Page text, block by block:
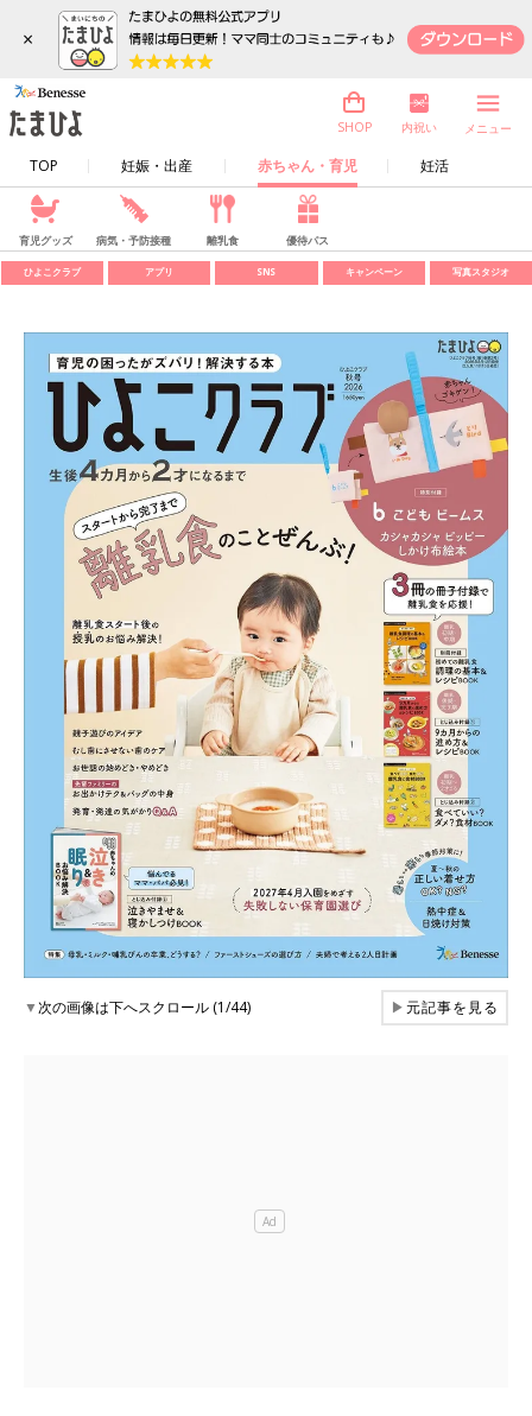
×
TOP 妊娠・出産 赤ちゃん・育児 妊活
SHOP 内祝い メニュー
育児グッズ 病気・予防接種 離乳食 優待パス
ひよこクラブ アプリ SNS キャンペーン 写真スタジオ
▼次の画像は下へスクロール (1/44) ▶元記事を見る